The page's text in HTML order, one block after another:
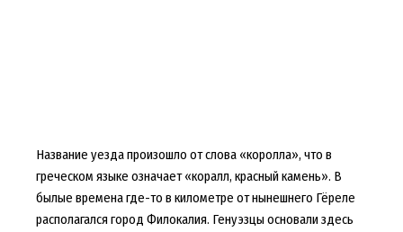
Название уезда произошло от слова «королла», что в
греческом языке означает «коралл, красный камень». В
былые времена где-то в километре от нынешнего Гёреле
располагался город Филокалия. Генуэзцы основали здесь